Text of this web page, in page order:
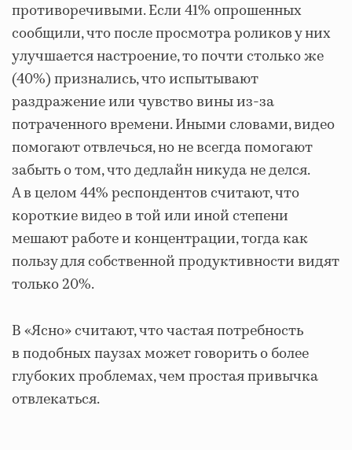
противоречивыми. Если 41% опрошенных
сообщили, что после просмотра роликов у них
улучшается настроение, то почти столько же
(40%) признались, что испытывают
раздражение или чувство вины из-за
потраченного времени. Иными словами, видео
помогают отвлечься, но не всегда помогают
забыть о том, что дедлайн никуда не делся.
А в целом 44% респондентов считают, что
короткие видео в той или иной степени
мешают работе и концентрации, тогда как
пользу для собственной продуктивности видят
только 20%.
В «Ясно» считают, что частая потребность
в подобных паузах может говорить о более
глубоких проблемах, чем простая привычка
отвлекаться.